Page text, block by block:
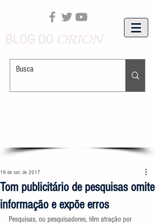
Tom publicitário de pesquisas omite
informação e expõe erros
19 de set. de 2017
Pesquisas, ou pesquisadores, têm atração por